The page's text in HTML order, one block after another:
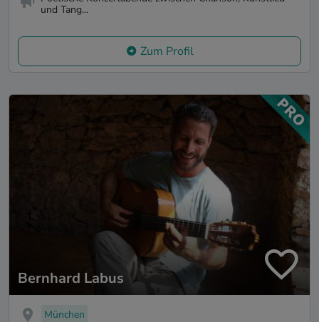
und Tang...
Zum Profil
Bernhard Labus
München